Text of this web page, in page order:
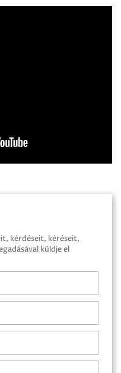
kérdéseit, kéréseit,
küldje el